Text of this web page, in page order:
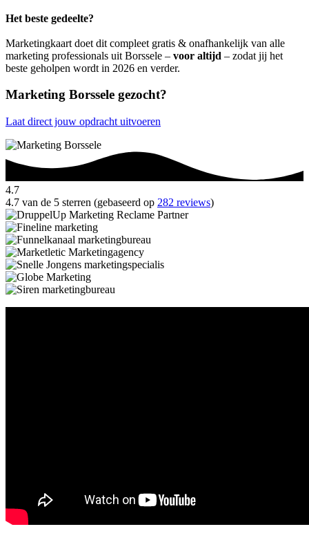
Het beste gedeelte?
Marketingkaart doet dit compleet gratis & onafhankelijk van alle
marketing professionals uit Borssele – voor altijd – zodat jij het
beste geholpen wordt in 2026 en verder.
Marketing Borssele gezocht?
Laat direct jouw opdracht uitvoeren
4.7
4.7 van de 5 sterren (gebaseerd op 282 reviews)